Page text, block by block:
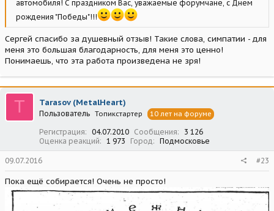
автомобиля! С праздником Вас, уважаемые форумчане, с Днем
рождения "Победы"!!!
Сергей спасибо за душевный отзыв! Такие слова, симпатии - для
меня это большая благодарность, для меня это ценно!
Понимаешь, что эта работа произведена не зря!
T Tarasov (MetalHeart)
Пользователь Топикстартер 10 лет на форуме
Регистрация 04.07.2010 Сообщения
3 126
Оценка реакций
1 973 Город Подмосковье
09.07.2016 #23
Пока ещё собирается! Очень не просто!